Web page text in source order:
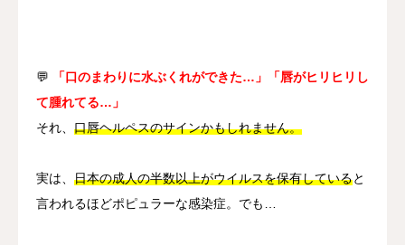
💬
「口のまわりに水ぶくれができた…」「唇がヒリヒリし
て腫れてる…」
それ、 口唇ヘルペスのサインかもしれません。
実は、 日本の成人の半数以上がウイルスを保有していると
言われるほどポピュラーな感染症。でも…
简体中文 日本語 English Español 한국어